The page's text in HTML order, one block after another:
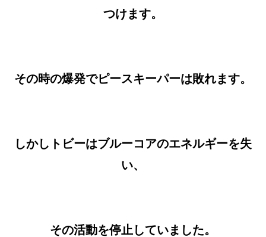
つけます。
その時の爆発でピースキーパーは敗れます。
しかしトビーはブルーコアのエネルギーを失
い、
その活動を停止していました。